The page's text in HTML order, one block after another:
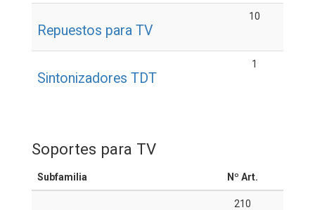
Repuestos para TV
10
Sintonizadores TDT
1
Soportes para TV
Subfamilia Nº Art.
210